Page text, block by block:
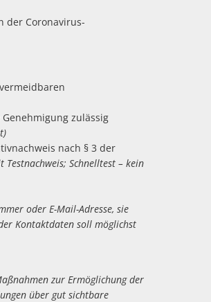
der Coronavirus-
zulässig
nach § 3 der
Testnachweis; Schnelltest – kein
oder E-Mail-Adresse, sie
Kontaktdaten soll möglichst
zur Ermöglichung der
über gut sichtbare